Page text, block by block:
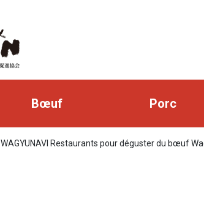
Bœuf Porc
WAGYUNAVI Restaurants pour déguster du bœuf